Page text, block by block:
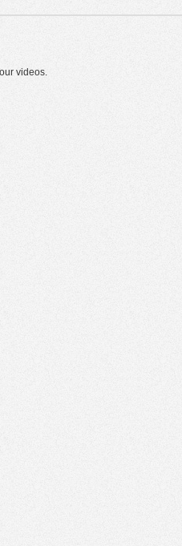
videos.